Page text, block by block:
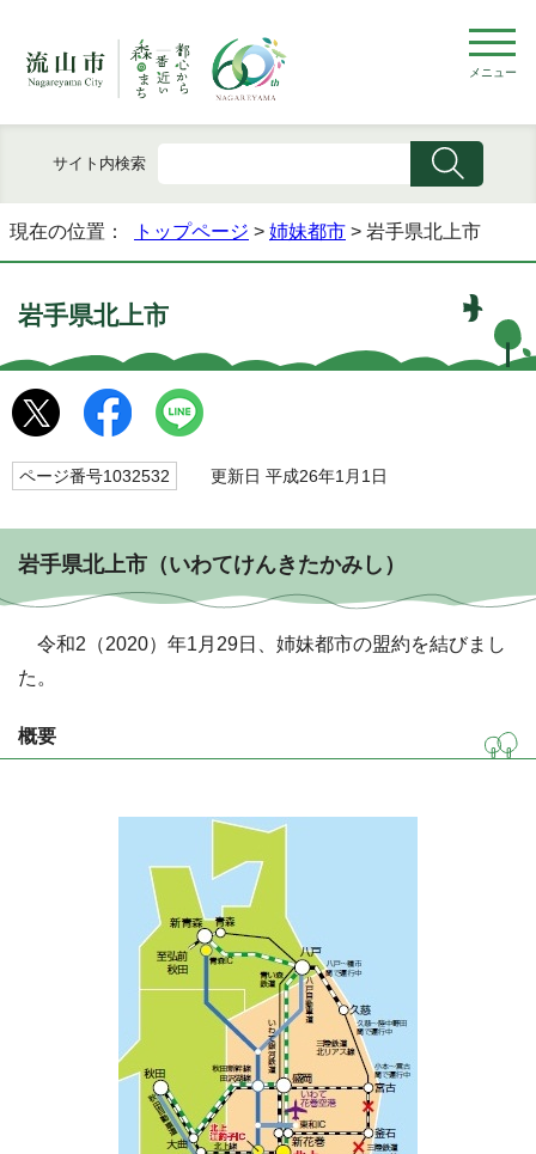
メニュー
サイト内検索
現在の位置： トップページ > 姉妹都市 > 岩手県北上市
岩手県北上市
ページ番号1032532 更新日 平成26年1月1日
岩手県北上市（いわてけんきたかみし）
令和2（2020）年1月29日、姉妹都市の盟約を結びまし
た。
概要